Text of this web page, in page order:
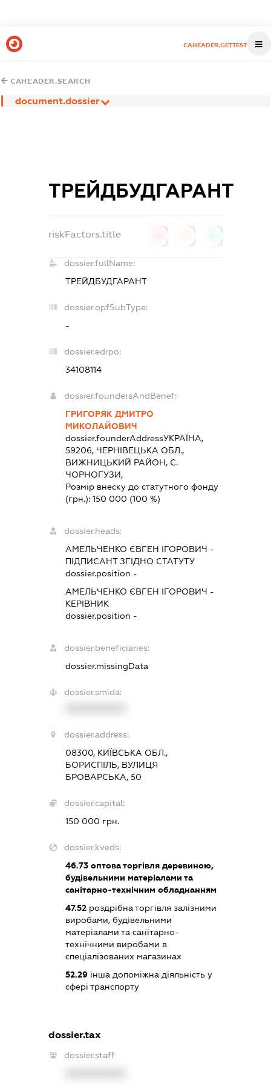
CAHEADER.GETTEST
CAHEADER.SEARCH
document.dossier
ТРЕЙДБУДГАРАНТ
riskFactors.title
dossier.fullName:
ТРЕЙДБУДГАРАНТ
dossier.opfSubType:
-
dossier.edrpo:
34108114
dossier.foundersAndBenef:
ГРИГОРЯК ДМИТРО
МИКОЛАЙОВИЧ
dossier.founderAddressУКРАЇНА,
59206, ЧЕРНIВЕЦЬКА ОБЛ.,
ВИЖНИЦЬКИЙ РАЙОН, С.
ЧОРНОГУЗИ,
Розмір внеску до статутного фонду
(грн.): 150 000 (100 %)
dossier.heads:
АМЕЛЬЧЕНКО ЄВГЕН ІГОРОВИЧ -
ПІДПИСАНТЗГІДНО СТАТУТУ
dossier.position -
АМЕЛЬЧЕНКО ЄВГЕН ІГОРОВИЧ -
КЕРІВНИК
dossier.position -
dossier.beneficiaries:
dossier.missingData
dossier.smida:
dossier.address:
08300, КИЇВСЬКА ОБЛ.,
БОРИСПІЛЬ, ВУЛИЦЯ
БРОВАРСЬКА, 50
dossier.capital:
150 000 грн.
dossier.kveds:
46.73оптова торгівля деревиною,
будівельними матеріалами та
санітарно-технічним обладнанням
47.52роздрібна торгівля залізними
виробами, будівельними
матеріалами та санітарно-
технічними виробами в
спеціалізованих магазинах
52.29інша допоміжна діяльність у
сфері транспорту
dossier.tax
dossier.staff